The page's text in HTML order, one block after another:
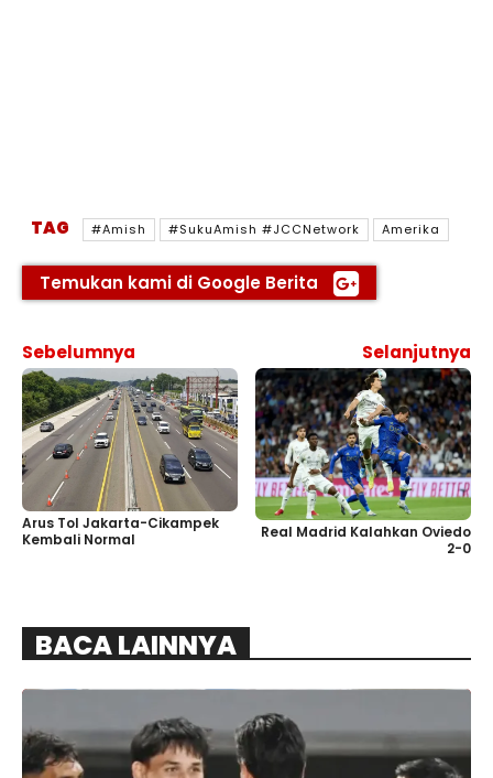
TAG #Amish #SukuAmish #JCCNetwork Amerika
Temukan kami di Google Berita
Sebelumnya
Arus Tol Jakarta-Cikampek
Kembali Normal
Selanjutnya
Real Madrid Kalahkan Oviedo
2-0
BACA LAINNYA